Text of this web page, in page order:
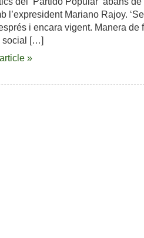
l’expresident Mariano Rajoy.
i encara vigent. Manera
social […]
»